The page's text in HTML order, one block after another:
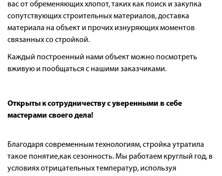
вас от обременяющих хлопот, таких как поиск и закупка
сопутствующих строительных материалов, доставка
материала на объект и прочих изнуряющих моментов
связанных со стройкой.
Каждый построенный нами объект можно посмотреть
вживую и пообщаться с нашими заказчиками.
Открыты к сотрудничеству с уверенными в себе
мастерами своего дела!
Благодаря современным технологиям, стройка утратила
такое понятие,как сезонность. Мы работаем круглый год, в
условиях отрицательных температур, используя